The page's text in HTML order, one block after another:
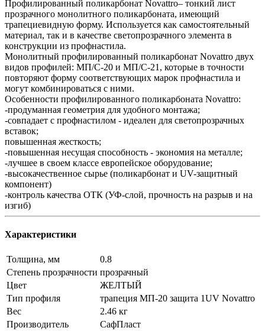
Профилированный поликарбонат Novattro– тонкий лист
прозрачного монолитного поликарбоната, имеющий
трапециевидную форму. Используется как самостоятельный
материал, так и в качестве светопрозрачного элемента в
конструкции из профнастила.
Монолитный профилированный поликарбонат Novattro двух
видов профилей: МП/С-20 и МП/С-21, которые в точности
повторяют форму соответствующих марок профнастила и
могут комбинироваться с ними.
Особенности профилированного поликарбоната Novattro:
-продуманная геометрия для удобного монтажа;
-совпадает с профнастилом - идеален для светопрозрачных
вставок;
повышенная жесткость;
-повышенная несущая способность - экономия на металле;
-лучшее в своем классе европейское оборудование;
-высокачественное сырье (поликарбонат и UV-защитный
компонент)
-контроль качества ОТК (УФ-слой, прочность на разрыв и на
изгиб)
Характеристики
Толщина, мм
0.8
Степень прозрачности прозрачный
Цвет
ЖЕЛТЫЙ
Тип профиля
трапеция МП-20 защита 1UV Novattro
Вес
2.46 кг
Производитель
СафПласт